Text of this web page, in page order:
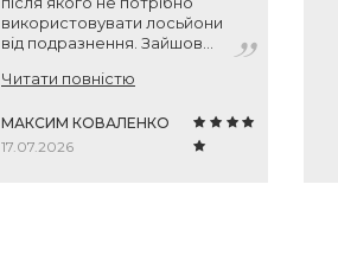
використовувати лосьйони
від подразнення. Зайшов
грошей на всі 100%, а зі
Читати повністю
МАКСИМ КОВАЛЕНКО
17.07.2026